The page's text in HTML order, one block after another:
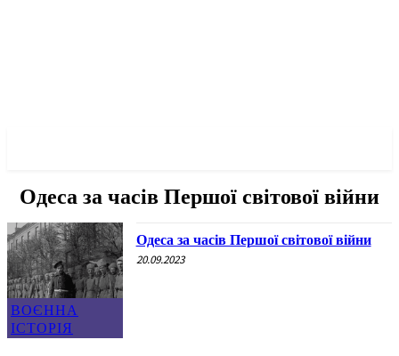
Одеса за часів Першої світової війни
ВОЄННА
ІСТОРІЯ
Одеса за часів Першої світової війни
20.09.2023